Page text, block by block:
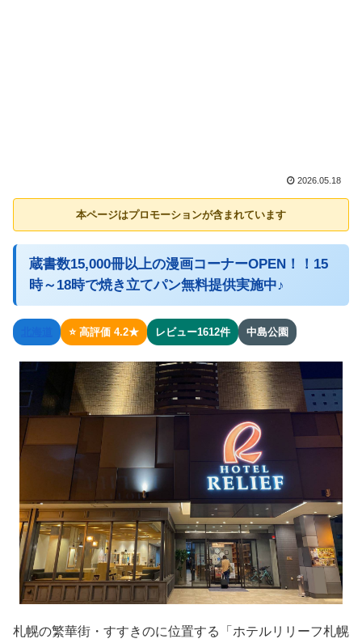
2026.05.18
本ページはプロモーションが含まれています
蔵書数15,000冊以上の漫画コーナーOPEN！！15
時～18時で焼き立てパン無料提供実施中♪
⭐ 高評価 4.2★ レビュー1612件 中島公園
札幌の繁華街・すすきのに位置する「ホテルリリーフ札幌